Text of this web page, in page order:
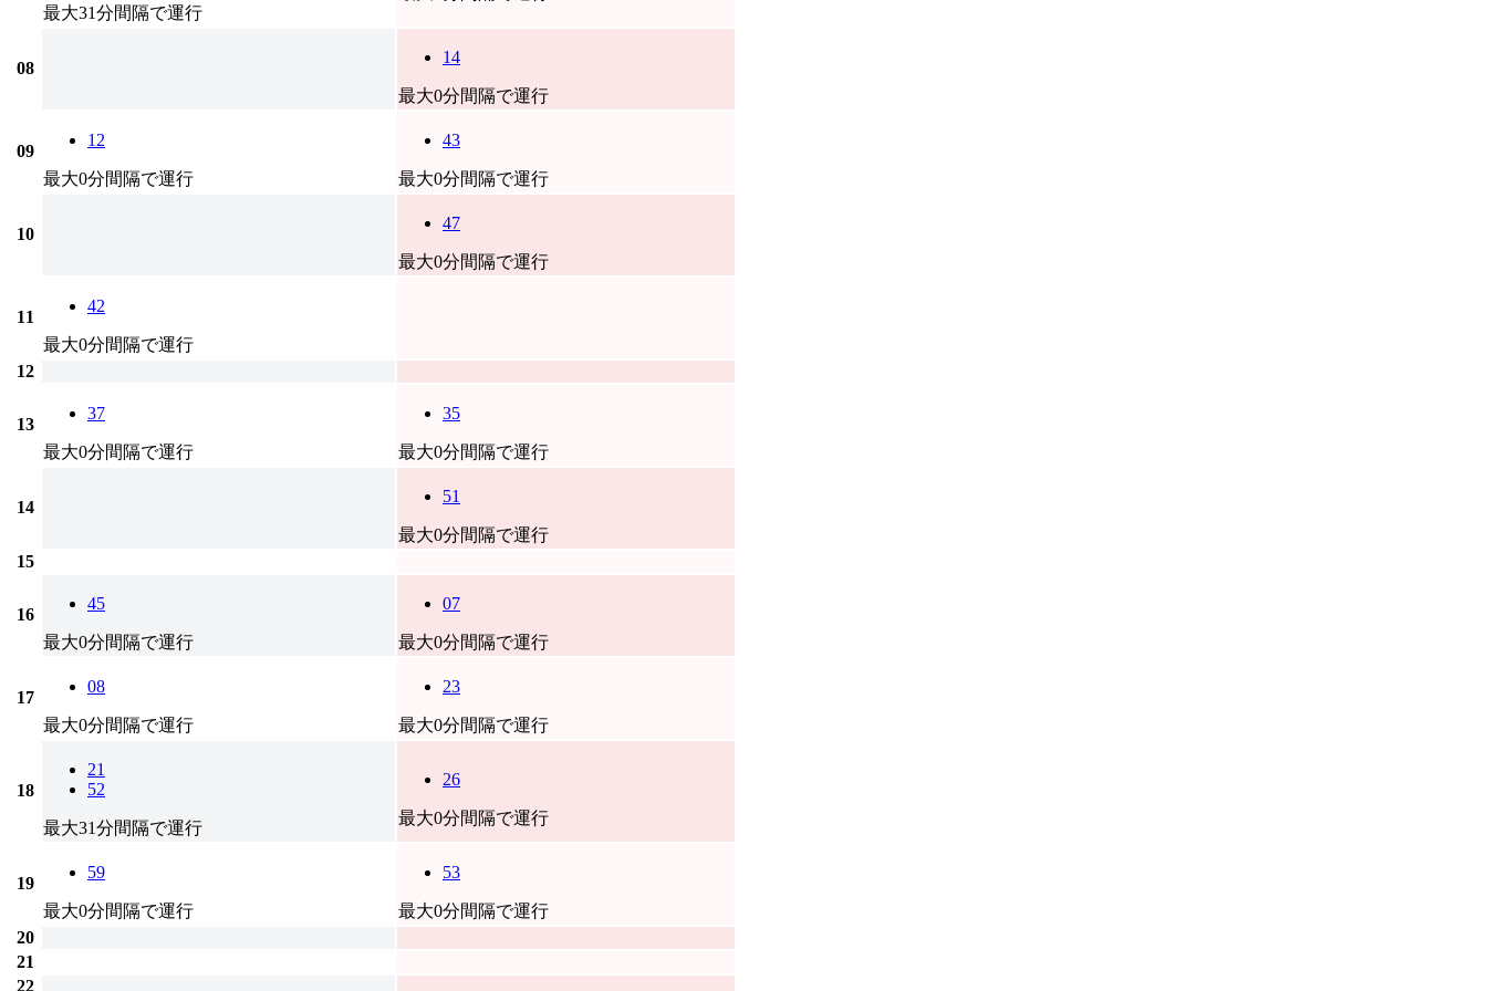
最大31分間隔で運行
08
14
最大0分間隔で運行
09
12
最大0分間隔で運行
43
最大0分間隔で運行
10
47
最大0分間隔で運行
11
42
最大0分間隔で運行
12
13
37
最大0分間隔で運行
35
最大0分間隔で運行
14
51
最大0分間隔で運行
15
16
45
最大0分間隔で運行
07
最大0分間隔で運行
17
08
最大0分間隔で運行
23
最大0分間隔で運行
18
21
52
最大31分間隔で運行
26
最大0分間隔で運行
19
59
最大0分間隔で運行
53
最大0分間隔で運行
20
21
22